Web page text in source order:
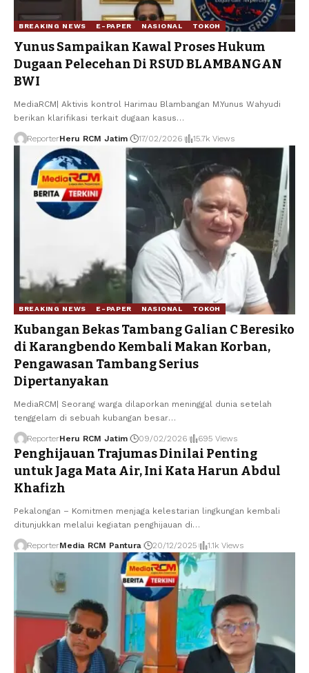
BREAKING NEWS E-PAPER NASIONAL TOKOH
Yunus Sampaikan Kawal Proses Hukum
Dugaan Pelecehan Di RSUD BLAMBANGAN
BWI
MediaRCM| Aktivis kontrol Harimau Blambangan M.Yunus Wahyudi
berikan klarifikasi terkait dugaan kasus…
ReporterHeru RCM Jatim 17/02/2026 15.7k Views
BREAKING NEWS E-PAPER NASIONAL TOKOH
Kubangan Bekas Tambang Galian C Beresiko
di Karangbendo Kembali Makan Korban,
Pengawasan Tambang Serius
Dipertanyakan
MediaRCM| Seorang warga dilaporkan meninggal dunia setelah
tenggelam di sebuah kubangan besar…
ReporterHeru RCM Jatim 09/02/2026 695 Views
Penghijauan Trajumas Dinilai Penting
untuk Jaga Mata Air, Ini Kata Harun Abdul
Khafizh
Pekalongan – Komitmen menjaga kelestarian lingkungan kembali
ditunjukkan melalui kegiatan penghijauan di…
ReporterMedia RCM Pantura 20/12/2025 1.1k Views